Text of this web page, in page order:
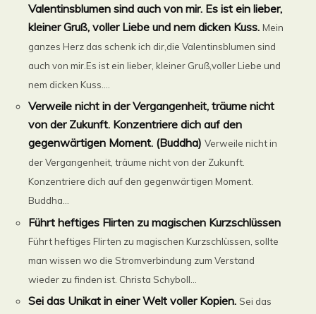
Valentinsblumen sind auch von mir. Es ist ein lieber,
kleiner Gruß, voller Liebe und nem dicken Kuss. Mein
ganzes Herz das schenk ich dir,die Valentinsblumen sind
auch von mir.Es ist ein lieber, kleiner Gruß,voller Liebe und
nem dicken Kuss....
Verweile nicht in der Vergangenheit, träume nicht
von der Zukunft. Konzentriere dich auf den
gegenwärtigen Moment. (Buddha) Verweile nicht in
der Vergangenheit, träume nicht von der Zukunft.
Konzentriere dich auf den gegenwärtigen Moment.
Buddha...
Führt heftiges Flirten zu magischen Kurzschlüssen
Führt heftiges Flirten zu magischen Kurzschlüssen, sollte
man wissen wo die Stromverbindung zum Verstand
wieder zu finden ist. Christa Schyboll...
Sei das Unikat in einer Welt voller Kopien. Sei das